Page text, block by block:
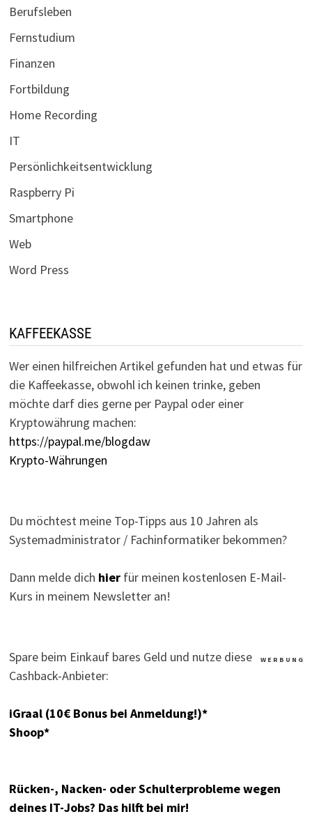
Berufsleben
Fernstudium
Finanzen
Fortbildung
Home Recording
IT
Persönlichkeitsentwicklung
Raspberry Pi
Smartphone
Web
Word Press
KAFFEEKASSE
Wer einen hilfreichen Artikel gefunden hat und etwas für
die Kaffeekasse, obwohl ich keinen trinke, geben
möchte darf dies gerne per Paypal oder einer
Kryptowährung machen:
https://paypal.me/blogdaw
Krypto-Währungen
Du möchtest meine Top-Tipps aus 10 Jahren als
Systemadministrator / Fachinformatiker bekommen?
Dann melde dich hierfür meinen kostenlosen E-Mail-
Kurs in meinem Newsletter an!
W E R B U N G
Spare beim Einkauf bares Geld und nutze diese
Cashback-Anbieter:
iGraal (10€ Bonus bei Anmeldung!)*
Shoop*
Rücken-, Nacken- oder Schulterprobleme wegen
deines IT-Jobs? Das hilft bei mir!